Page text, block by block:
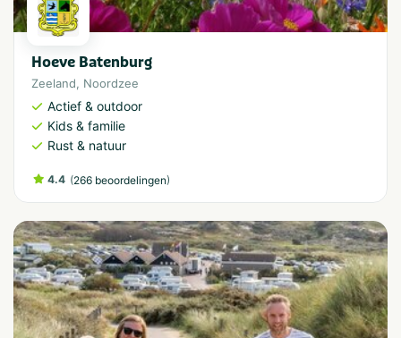
Hoeve Batenburg
Zeeland, Noordzee
Actief & outdoor
Kids & familie
Rust & natuur
4.4 (266 beoordelingen)